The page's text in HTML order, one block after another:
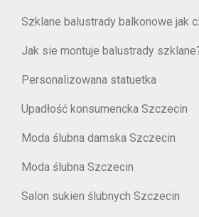
Szklane balustrady balkonowe jak
Jak sie montuje balustrady
Personalizowana statuetka
Upadłość konsumencka Szczecin
Moda ślubna damska Szczecin
Moda ślubna Szczecin
Salon sukien ślubnych Szczecin